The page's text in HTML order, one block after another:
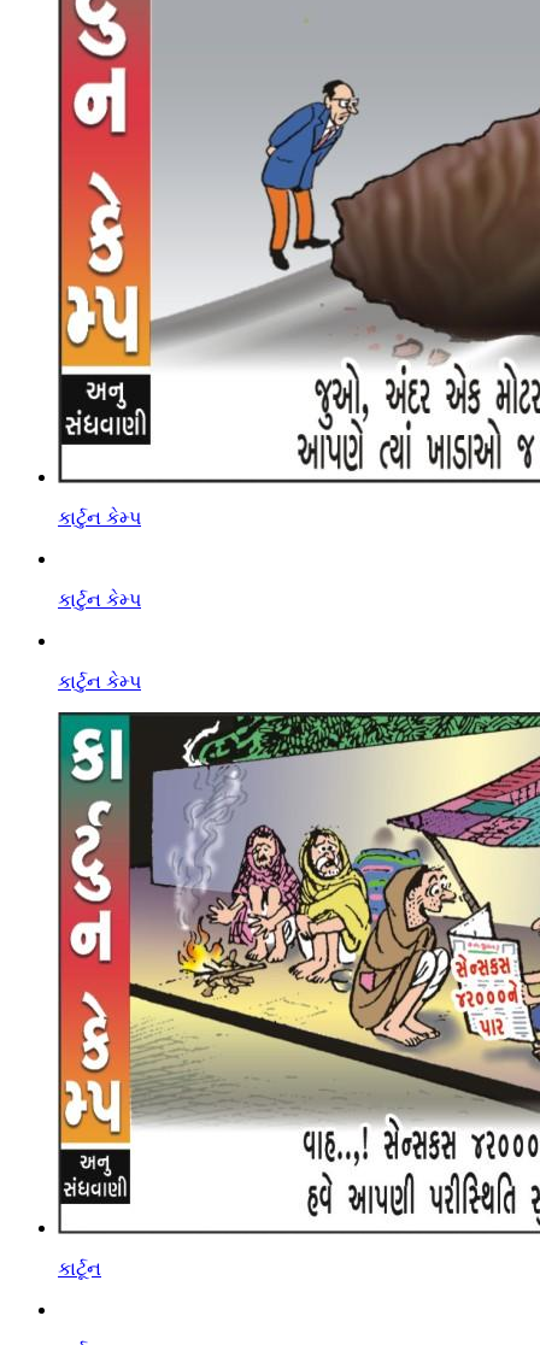
કાર્ટુન કેમ્પ
કાર્ટુન કેમ્પ
કાર્ટુન કેમ્પ
કાર્ટૂન